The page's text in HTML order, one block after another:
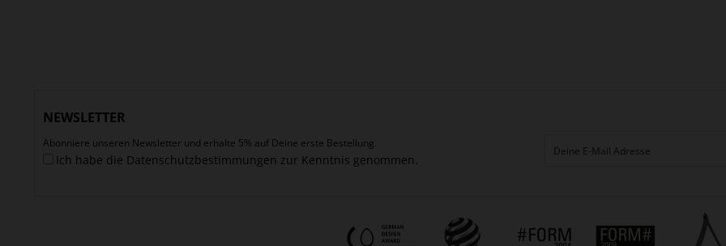
NEWSLETTER
Abonniere unseren Newsletter und erhalte 5% auf Deine erste Bestellung.
Ich habe die Datenschutzbestimmungen zur Kenntnis genommen.